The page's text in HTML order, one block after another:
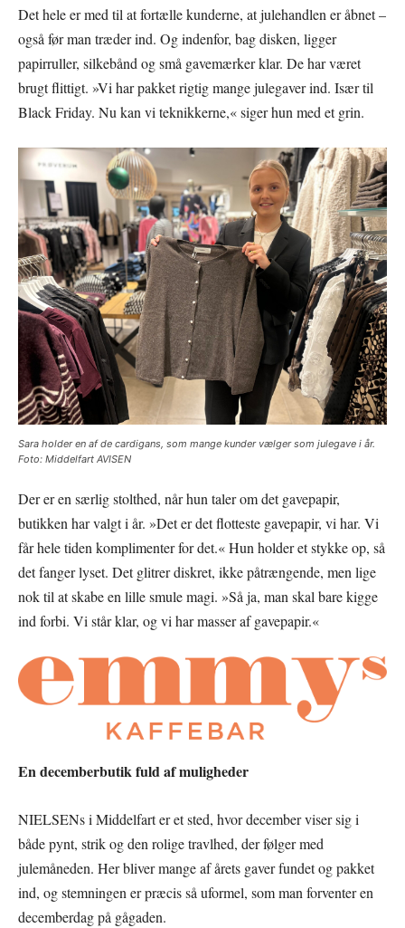
Det hele er med til at fortælle kunderne, at julehandlen er åbnet –
også før man træder ind. Og indenfor, bag disken, ligger
papirruller, silkebånd og små gavemærker klar. De har været
brugt flittigt. »Vi har pakket rigtig mange julegaver ind. Især til
Black Friday. Nu kan vi teknikkerne,« siger hun med et grin.
Sara holder en af de cardigans, som mange kunder vælger som julegave i år.
Foto: Middelfart AVISEN
Der er en særlig stolthed, når hun taler om det gavepapir,
butikken har valgt i år. »Det er det flotteste gavepapir, vi har. Vi
får hele tiden komplimenter for det.« Hun holder et stykke op, så
det fanger lyset. Det glitrer diskret, ikke påtrængende, men lige
nok til at skabe en lille smule magi. »Så ja, man skal bare kigge
ind forbi. Vi står klar, og vi har masser af gavepapir.«
En decemberbutik fuld af muligheder
NIELSENs i Middelfart er et sted, hvor december viser sig i
både pynt, strik og den rolige travlhed, der følger med
julemåneden. Her bliver mange af årets gaver fundet og pakket
ind, og stemningen er præcis så uformel, som man forventer en
decemberdag på gågaden.